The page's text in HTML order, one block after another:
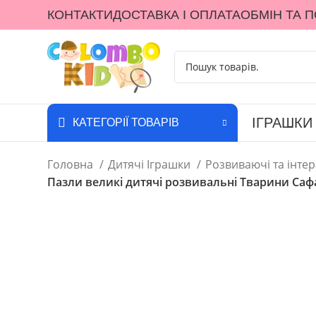
КОНТАКТИДОСТАВКА І ОПЛАТАОБМІН ТА
КАТЕГОРІЇ ТОВАРІВ
Головна Дитячі Іграшки Розвиваючі та
Пазли великі дитячі розвивальні Тварини